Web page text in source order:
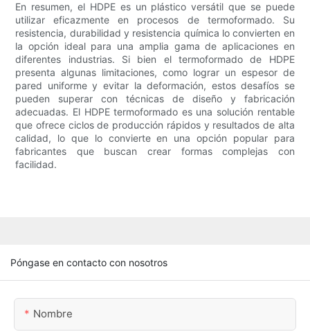
En resumen, el HDPE es un plástico versátil que se puede
utilizar eficazmente en procesos de termoformado. Su
resistencia, durabilidad y resistencia química lo convierten en
la opción ideal para una amplia gama de aplicaciones en
diferentes industrias. Si bien el termoformado de HDPE
presenta algunas limitaciones, como lograr un espesor de
pared uniforme y evitar la deformación, estos desafíos se
pueden superar con técnicas de diseño y fabricación
adecuadas. El HDPE termoformado es una solución rentable
que ofrece ciclos de producción rápidos y resultados de alta
calidad, lo que lo convierte en una opción popular para
fabricantes que buscan crear formas complejas con
facilidad.
Póngase en contacto con nosotros
Nombre